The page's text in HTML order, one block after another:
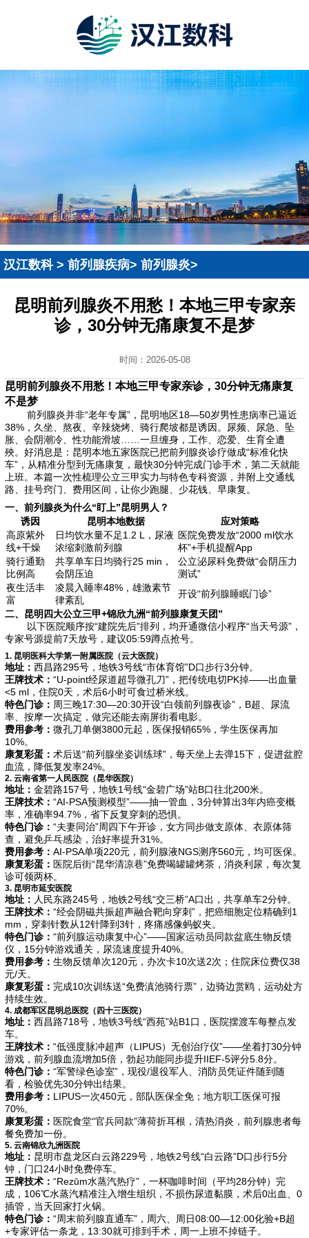
汉江数科>前列腺疾病>前列腺炎>
昆明前列腺炎不用愁！本地三甲专家亲
诊，30分钟无痛康复不是梦
时间：2026-05-08
昆明前列腺炎不用愁！本地三甲专家亲诊，30分钟无痛康复
不是梦
前列腺炎并非“老年专属”，昆明地区18—50岁男性患病率已逼近
38%，久坐、熬夜、辛辣烧烤、骑行爬坡都是诱因。尿频、尿急、坠
胀、会阴潮冷、性功能滑坡……一旦缠身，工作、恋爱、生育全遭
殃。好消息是：昆明本地五家医院已把前列腺炎诊疗做成“标准化快
车”，从精准分型到无痛康复，最快30分钟完成门诊手术，第二天就能
上班。本篇一次性梳理公立三甲实力与特色专科资源，并附上交通线
路、挂号窍门、费用区间，让你少跑腿、少花钱、早康复。
一、前列腺炎为什么“盯上”昆明男人？
诱因
昆明本地数据
应对策略
高原紫外
线+干燥
日均饮水量不足1.2 L，尿液
浓缩刺激前列腺
医院免费发放“2000 ml饮水
杯”+手机提醒App
骑行通勤
比例高
共享单车日均骑行25 min，
会阴压迫
公立泌尿科免费做“会阴压力
测试”
夜生活丰
富
凌晨入睡率48%，雄激素节
律紊乱
开设“前列腺睡眠门诊”
二、昆明四大公立三甲+锦欣九洲“前列腺康复天团”
以下医院顺序按“建院先后”排列，均开通微信小程序“当天号源”，
专家号源提前7天放号，建议05:59蹲点抢号。
1. 昆明医科大学第一附属医院（云大医院）
地址：西昌路295号，地铁3号线“市体育馆”D口步行3分钟。
王牌技术：“U-point经尿道超导微孔刀”，把传统电切PK掉——出血量
<5 ml，住院0天，术后6小时可食过桥米线。
特色门诊： 周三晚17:30—20:30开设“白领前列腺夜诊”，B超、尿流
率、按摩一次搞定，做完还能去南屏街看电影。
费用参考：微孔刀单侧3800元起，医保报销65%，学生医保再加
10%。
康复彩蛋：术后送“前列腺坐姿训练球”，每天坐上去弹15下，促进盆腔
血流，降低复发率24%。
2. 云南省第一人民医院（昆华医院）
地址：金碧路157号，地铁1号线“金碧广场”站B口往北200米。
王牌技术：“AI-PSA预测模型”——抽一管血，3分钟算出3年内癌变概
率，准确率94.7%，省下反复穿刺的恐惧。
特色门诊：“夫妻同治”周四下午开诊，女方同步做支原体、衣原体筛
查，避免乒乓感染，治好率提升31%。
费用参考：AI-PSA单项220元，前列腺液NGS测序560元，均可医保。
康复彩蛋： 医院后街“昆华清凉巷”免费喝罐罐烤茶，消炎利尿，每次复
诊可领两杯。
3. 昆明市延安医院
地址： 人民东路245号，地铁2号线“交三桥”A口出，共享单车2分钟。
王牌技术：“经会阴磁共振超声融合靶向穿刺”，把癌细胞定位精确到1
mm，穿刺针数从12针降到3针，疼痛感像蚂蚁夹。
特色门诊：“前列腺运动康复中心”——国家运动员同款盆底生物反馈
仪，15分钟游戏通关，尿流速度提升40%。
费用参考：生物反馈单次120元，办次卡10次送2次；住院床位费仅38
元/天。
康复彩蛋： 完成10次训练送“免费滇池骑行票”，边骑边赏鸥，运动处方
持续生效。
4. 成都军区昆明总医院（四十三医院）
地址：西昌路718号，地铁3号线“西苑”站B1口，医院摆渡车每整点发
车。
王牌技术：“低强度脉冲超声（LIPUS）无创治疗仪”——坐着打30分钟
游戏，前列腺血流增加5倍，勃起功能同步提升IIEF-5评分5.8分。
特色门诊：“军警绿色诊室”，现役/退役军人、消防员凭证件随到随
看，检验优先30分钟出结果。
费用参考： LIPUS一次450元，部队医保全免；地方职工医保可报
70%。
康复彩蛋： 医院食堂“官兵同款”薄荷折耳根，清热消炎，前列腺患者每
餐免费加一份。
5. 云南锦欣九洲医院
地址： 昆明市盘龙区白云路229号，地铁2号线“白云路”D口步行5分
钟，门口24小时免费停车。
王牌技术：“Rezūm水蒸汽热疗”，一杯咖啡时间（平均28分钟）完
成，106℃水蒸汽精准注入增生组织，不损伤尿道黏膜，术后0出血、0
插管，当天回家打火锅。
特色门诊：“周末前列腺直通车”，周六、周日08:00—12:00化验+B超
+专家评估一条龙，13:30就可排到手术，周一上班不掉链子。